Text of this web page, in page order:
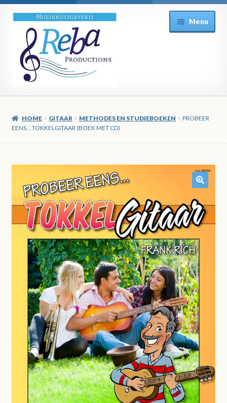
Ga
door
naar
navigatie
Ga
direct
naar
de
inhoud
Menu
HOME GITAAR METHODES EN STUDIEBOEKEN
PROBEER
EENS… TOKKELGITAAR (BOEK MET CD)